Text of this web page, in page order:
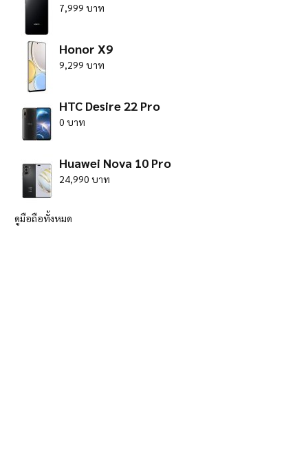
7,999 บาท
Honor X9
9,299 บาท
HTC Desire 22 Pro
0 บาท
Huawei Nova 10 Pro
24,990 บาท
ดูมือถือทั้งหมด